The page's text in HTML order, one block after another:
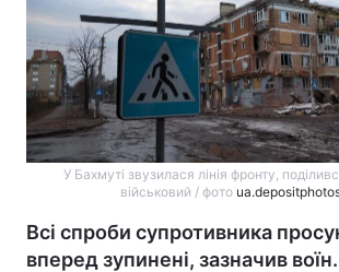
У Бахмуті звузилася лінія фронту,
військовий / фото
Всі спроби супротивника
вперед зупинені, зазначив воїн.